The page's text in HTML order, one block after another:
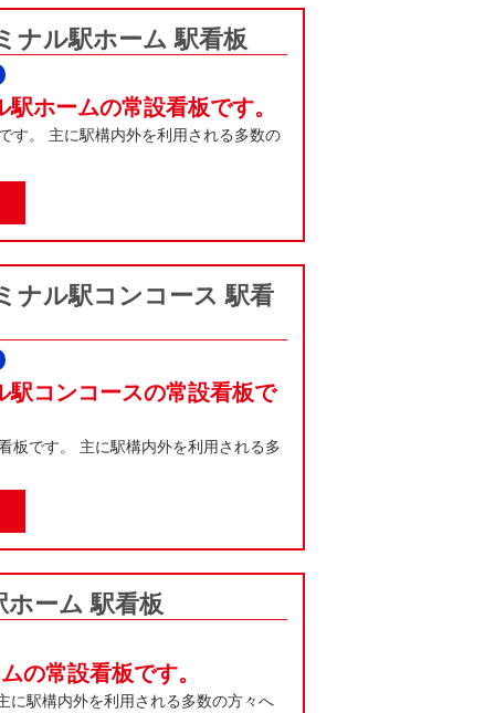
ナル駅ホーム 駅看板
ホームの常設看板です。
す。 主に駅構内外を利用される多数の
ナル駅コンコース 駅看
駅コンコースの常設看板で
板です。 主に駅構内外を利用される多
ーム 駅看板
の常設看板です。
に駅構内外を利用される多数の方々へ